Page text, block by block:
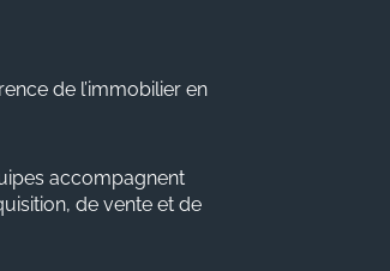
de l’immobilier en
accompagnent
de vente et de